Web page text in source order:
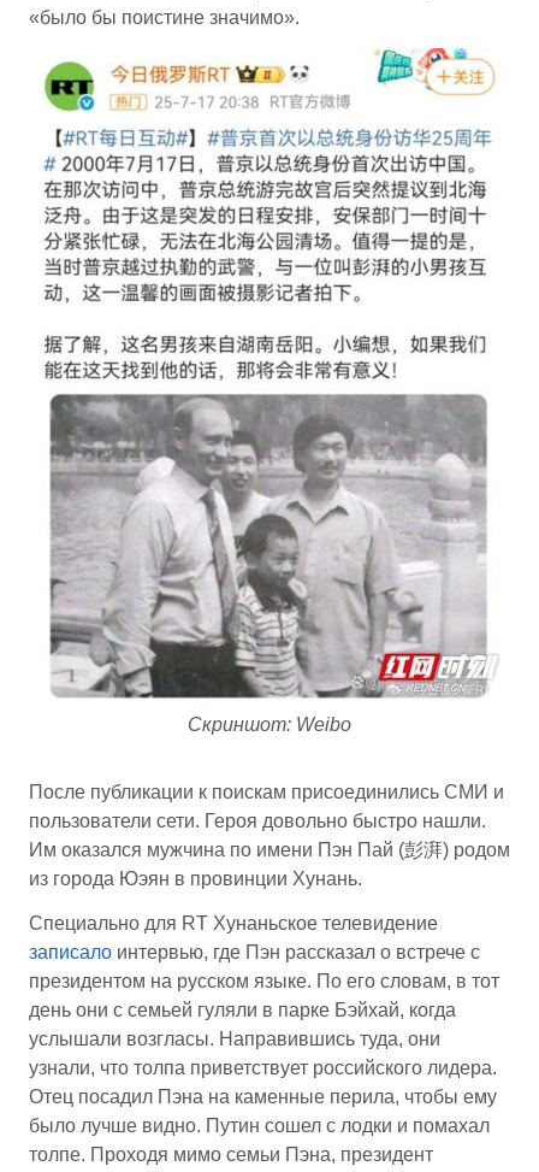
«было бы поистине значимо».
Скриншот: Weibo
После публикации к поискам присоединились СМИ и
пользователи сети. Героя довольно быстро нашли.
Им оказался мужчина по имени Пэн Пай (彭湃) родом
из города Юэян в провинции Хунань.
Специально для RT Хунаньское телевидение
записало интервью, где Пэн рассказал о встрече с
президентом на русском языке. По его словам, в тот
день они с семьей гуляли в парке Бэйхай, когда
услышали возгласы. Направившись туда, они
узнали, что толпа приветствует российского лидера.
Отец посадил Пэна на каменные перила, чтобы ему
было лучше видно. Путин сошел с лодки и помахал
толпе. Проходя мимо семьи Пэна, президент